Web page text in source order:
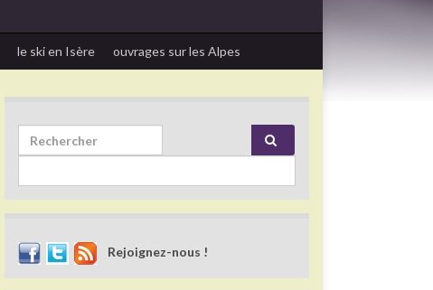
le ski en Isère ouvrages sur les Alpes
Search for:
Rejoignez-nous !